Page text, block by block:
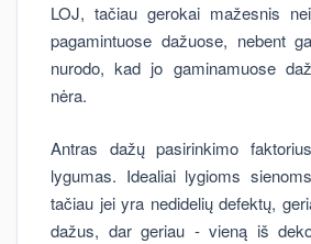
LOJ, tačiau gerokai mažesnis
pagamintuose dažuose, nebent
nurodo, kad jo gaminamuose
nėra.
Antras dažų pasirinkimo
lygumas. Idealiai lygioms
tačiau jei yra nedidelių defektų,
dažus, dar geriau - vieną iš